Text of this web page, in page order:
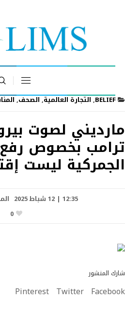
BELIEF
,التجارة العالمية,الصحف,
مارديني لصوت
ترامب بخصوص
الجمركية ليست
12:35 | 12 شباط 2025
0
شارك المنشور
Facebook
Twitter
Pinterest